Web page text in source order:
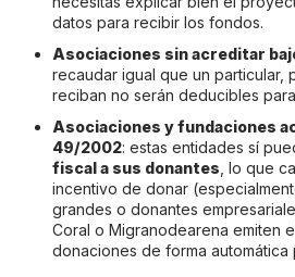
datos para recibir los fondos.
Asociaciones sin acreditar
recaudar igual que un particular,
reciban no serán deducibles
Asociaciones y fundaciones
49/2002: estas entidades sí
fiscal a sus donantes , lo que
incentivo de donar
grandes o donantes
Coral o Migranodearena emiten
donaciones de forma automática